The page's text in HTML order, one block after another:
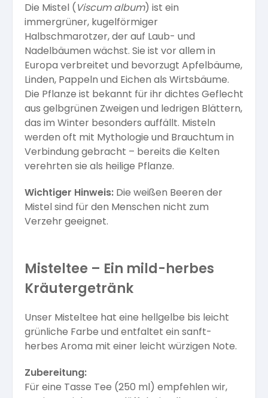
Die Mistel (Viscum album) ist ein
immergrüner, kugelförmiger
Halbschmarotzer, der auf Laub- und
Nadelbäumen wächst. Sie ist vor allem in
Europa verbreitet und bevorzugt Apfelbäume,
Linden, Pappeln und Eichen als Wirtsbäume.
Die Pflanze ist bekannt für ihr dichtes Geflecht
aus gelbgrünen Zweigen und ledrigen Blättern,
das im Winter besonders auffällt. Misteln
werden oft mit Mythologie und Brauchtum in
Verbindung gebracht – bereits die Kelten
verehrten sie als heilige Pflanze.
Wichtiger Hinweis: Die weißen Beeren der
Mistel sind für den Menschen nicht zum
Verzehr geeignet.
Misteltee – Ein mild-herbes
Kräutergetränk
Unser Misteltee hat eine hellgelbe bis leicht
grünliche Farbe und entfaltet ein sanft-
herbes Aroma mit einer leicht würzigen Note.
Zubereitung:
Für eine Tasse Tee (250 ml) empfehlen wir,